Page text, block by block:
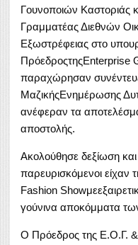
Γουνοποιών Καστοριάς
Γραμματέας Διεθνών
Εξωστρέφειας στο
ΠρόεδροςτηςEnterprise
παραχώρησαν
ΜαζικήςΕνημέρωσης
ανέφεραν τα
αποστολής.
Ακολούθησε δεξίωση και
παρευρισκόμενοι είχαν
Fashion
γούνινα αποκόμματα
Ο Πρόεδρος της Ε.Ο.Γ.